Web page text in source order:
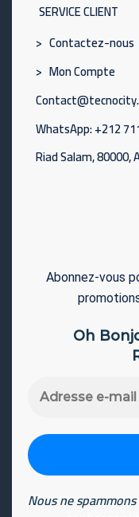
SERVICE CLIENT
> Contactez-nous
> Mon Compte
WhatsApp: +212
Riad Salam, 80000,
Abonnez-vous
Oh
Nous ne